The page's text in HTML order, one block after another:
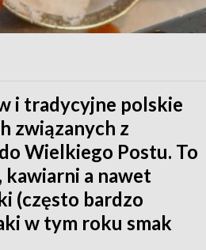
i tradycyjne polskie
związanych z
Wielkiego Postu. To
kawiarni a nawet
(często bardzo
w tym roku smak